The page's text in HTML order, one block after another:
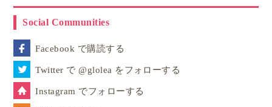
Social Communities
Facebook で購読する
Twitter で @glolea をフォローする
Instagram でフォローする